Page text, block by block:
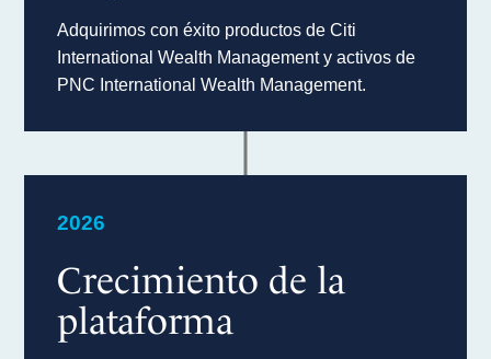
Adquirimos con éxito productos de Citi
International Wealth Management y activos de
PNC International Wealth Management.
2026
Crecimiento de la
plataforma